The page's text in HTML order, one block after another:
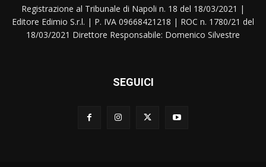
Registrazione al Tribunale di Napoli n. 18 del 18/03/2021 |
Editore Edimio S.r.l. | P. IVA 09668421218 | ROC n. 1780/21 del
18/03/2021 Direttore Responsabile: Domenico Silvestre
SEGUICI